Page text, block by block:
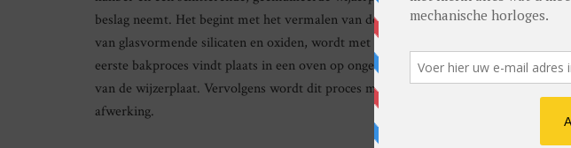
beslag neemt. Het begint met het vermalen van de grondstof tot een fijn poeder in
van glasvormende silicaten en oxiden, wordt met een zeef verdeeld over de
eerste bakproces vindt plaats in een oven op ongeveer 800°C, gevolgd door het laten
van de wijzerplaat. Vervolgens wordt dit proces meerdere keren herhaald. Het
afwerking.